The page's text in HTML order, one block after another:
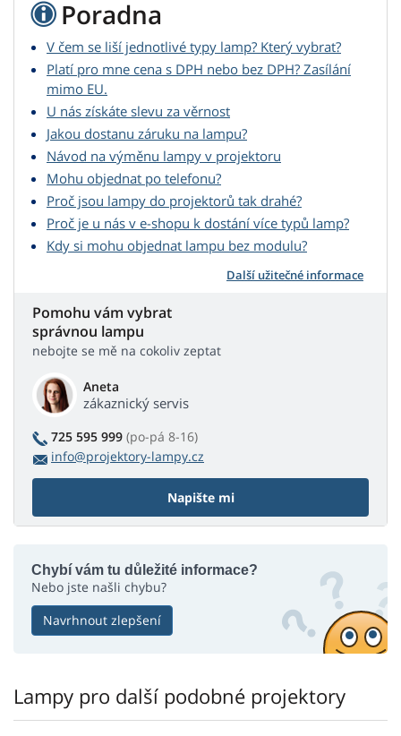
Poradna
V čem se liší jednotlivé typy lamp? Který vybrat?
Platí pro mne cena s DPH nebo bez DPH? Zasílání
mimo EU.
U nás získáte slevu za věrnost
Jakou dostanu záruku na lampu?
Návod na výměnu lampy v projektoru
Mohu objednat po telefonu?
Proč jsou lampy do projektorů tak drahé?
Proč je u nás v e-shopu k dostání více typů lamp?
Kdy si mohu objednat lampu bez modulu?
Další užitečné informace
Pomohu vám vybrat
správnou lampu
nebojte se mě na cokoliv zeptat
Aneta
zákaznický servis
725 595 999 (po-pá 8-16)
info@projektory-lampy.cz
Napište mi
Chybí vám tu důležité informace?
Nebo jste našli chybu?
Navrhnout zlepšení
Lampy pro další podobné projektory